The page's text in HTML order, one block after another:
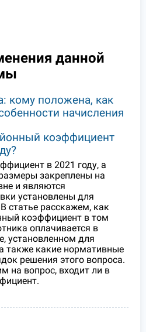
данной
кому положена, как
начисления
коэффициент
в 2021 году, а
закреплены на
и являются
установлены для
статье расскажем, как
коэффициент в том
оплачивается в
установленном для
также какие нормативные
решения этого вопроса.
на вопрос, входит ли в